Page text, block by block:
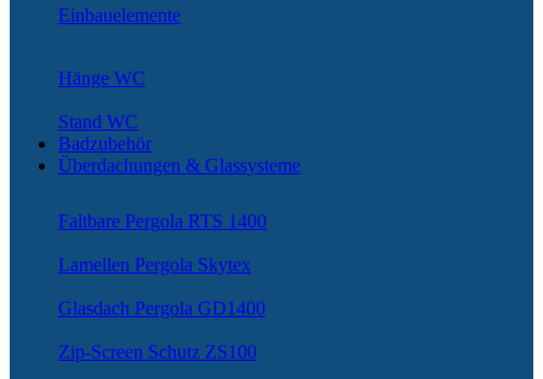
Einbauelemente
Hänge WC
Stand WC
Badzubehör
Überdachungen & Glassysteme
Faltbare Pergola RTS 1400
Lamellen Pergola Skytex
Glasdach Pergola GD1400
Zip-Screen Schutz ZS100